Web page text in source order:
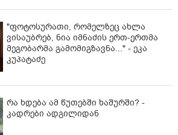
"ფოტოსურათი, რომელზეც ახლა
ვისაუბრებ, ნია იმნაძის ერთ-ერთმა
მეგობარმა გამომიგზავნა..." - ეკა
კუპატაძე
რა ხდება ამ წუთებში ხაშურში? -
კადრები ადგილიდან